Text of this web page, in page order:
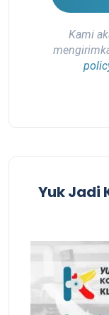
Kami
Yuk Jadi